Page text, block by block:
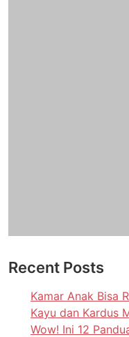
Recent Posts
Kamar Anak Bisa
Kayu dan Kardus
Wow! Ini 12